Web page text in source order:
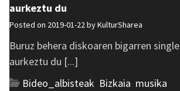
aurkeztu du
Posted on 2019-01-22 byKulturSharea
Buruz behera diskoaren bigarren
aurkeztu du [...]
Bideo_albisteak Bizkaia musika